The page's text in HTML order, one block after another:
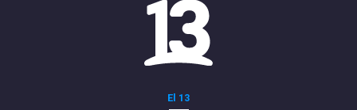
El 13